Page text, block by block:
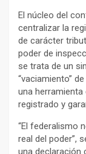
El núcleo del
centralizar la
de carácter
poder de
se trata de un
“vaciamiento”
una
registrado y
“El federalismo
real del poder”,
una declaración